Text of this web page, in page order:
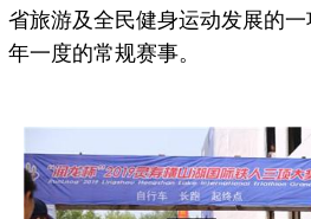
省旅游及全民健身运动发展的
年一度的常规赛事。